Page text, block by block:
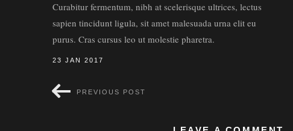
Curabitur fermentum, nibh at scelerisque ultrices, lectus
sapien tincidunt ligula, sit amet malesuada urna elit eu
purus. Cras cursus leo ut molestie pharetra.
23 JAN 2017
PREVIOUS POST